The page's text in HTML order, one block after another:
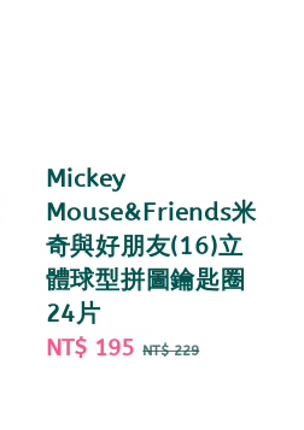
Mickey
Mouse&Friends米
奇與好朋友(16)立
體球型拼圖鑰匙圈
24片
Sale
NT$ 195 Regular
NT$ 229